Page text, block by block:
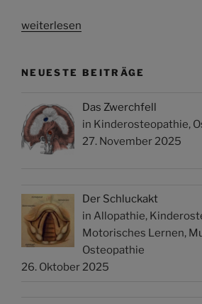
weiterlesen
NEUESTE BEITRÄGE
Das Zwerchfell
in Kinderosteopathie,
27. November 2025
Der Schluckakt
in Allopathie,
Motorisches Lernen,
Osteopathie
26. Oktober 2025